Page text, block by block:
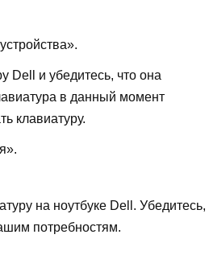
Dell и убедитесь, что она
в данный момент
клавиатуру.
на ноутбуке Dell. Убедитесь,
потребностям.